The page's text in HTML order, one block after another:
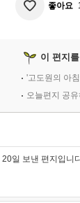
좋아요
이 편지
'고도원의 아
오늘편지 공유
일 보낸 편지입니